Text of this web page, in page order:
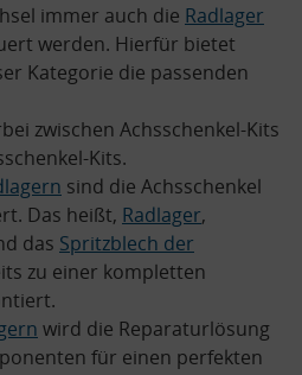
immer auch die Radlager
werden. Hierfür bietet
Kategorie die passenden
zwischen Achsschenkel-Kits
Kits.
sind die Achsschenkel
Das heißt, Radlager,
das Spritzblech der
zu einer kompletten
wird die Reparaturlösung
für einen perfekten